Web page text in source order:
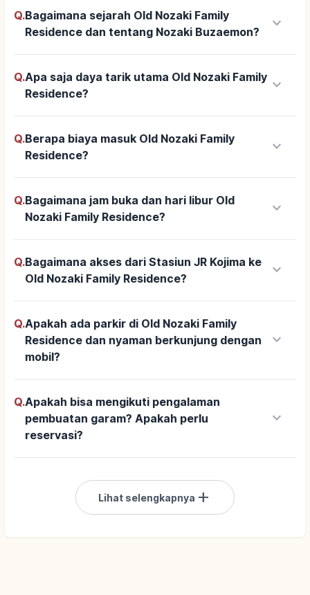
Q.Bagaimana sejarah Old Nozaki Family
Residence dan tentang Nozaki Buzaemon?
keyboard_arrow_down
Q.Apa saja daya tarik utama Old Nozaki Family
Residence?
keyboard_arrow_down
Q.Berapa biaya masuk Old Nozaki Family
Residence?
keyboard_arrow_down
Q.Bagaimana jam buka dan hari libur Old
Nozaki Family Residence?
keyboard_arrow_down
Q.Bagaimana akses dari Stasiun JR Kojima ke
Old Nozaki Family Residence?
keyboard_arrow_down
Q.Apakah ada parkir di Old Nozaki Family
Residence dan nyaman berkunjung dengan
mobil?
keyboard_arrow_down
Q.Apakah bisa mengikuti pengalaman
pembuatan garam? Apakah perlu
reservasi?
keyboard_arrow_down
Lihat selengkapnya add